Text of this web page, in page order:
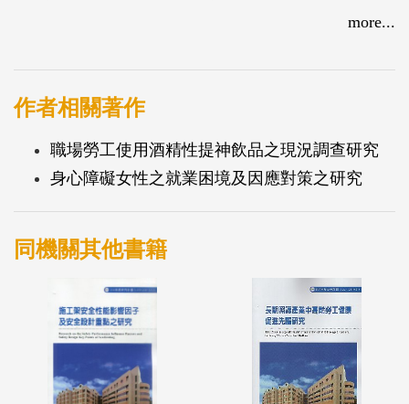
度及行為，進而避免現實環境工作中職業災害的發
more...
作者相關著作
職場勞工使用酒精性提神飲品之現況調查研究
身心障礙女性之就業困境及因應對策之研究
同機關其他書籍